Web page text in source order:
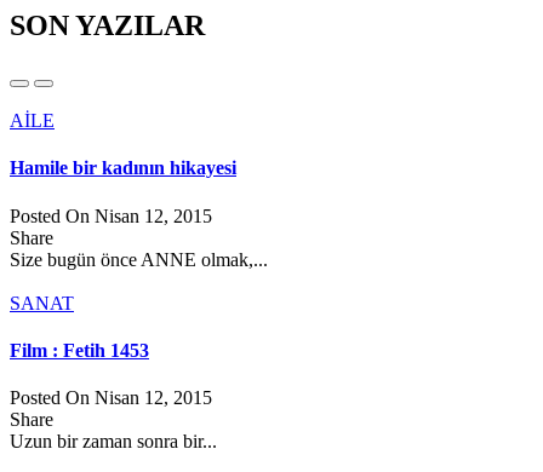
SON YAZILAR
AİLE
Hamile bir kadının hikayesi
Posted On Nisan 12, 2015
Share
Size bugün önce ANNE olmak,...
SANAT
Film : Fetih 1453
Posted On Nisan 12, 2015
Share
Uzun bir zaman sonra bir...